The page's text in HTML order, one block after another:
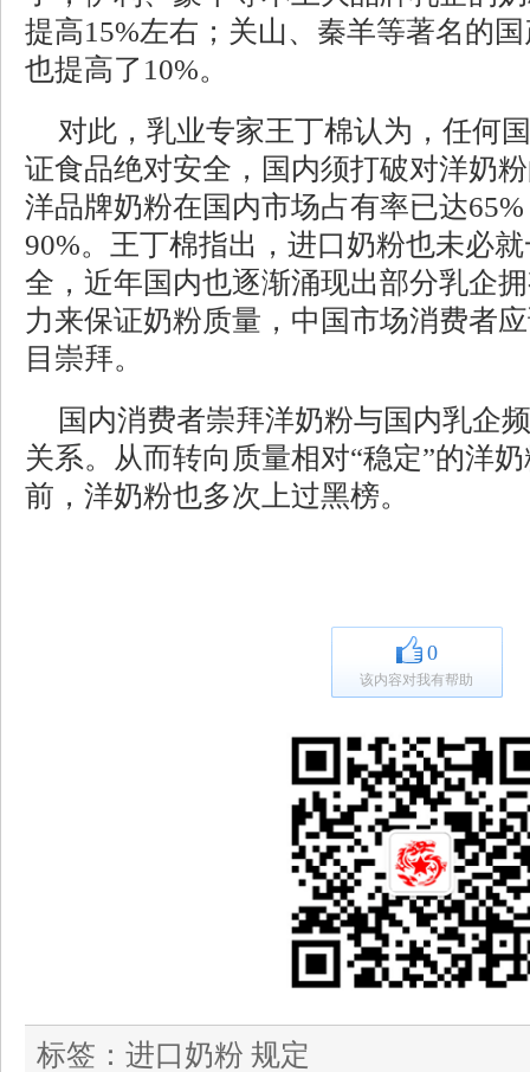
提高15%左右；关山、秦羊等著名的
也提高了10%。
对此，乳业专家王丁棉认为，任何
证食品绝对安全，国内须打破对洋奶
洋品牌奶粉在国内市场占有率已达
90%。王丁棉指出，进口奶粉也未必
全，近年国内也逐渐涌现出部分乳企
力来保证奶粉质量，中国市场消费者
目崇拜。
国内消费者崇拜洋奶粉与国内乳企
关系。从而转向质量相对“稳定”的洋
前，洋奶粉也多次上过黑榜。
0
该内容对我有帮助
标签： 进口奶粉 规定